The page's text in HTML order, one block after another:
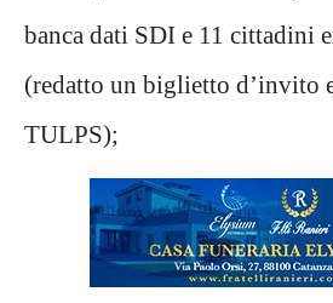
banca dati SDI e 11 cittadini
(redatto un biglietto d’invito
TULPS);